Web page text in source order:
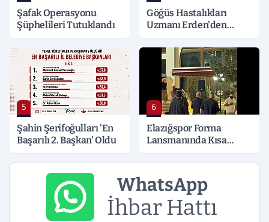
Şafak Operasyonu
Şüphelileri Tutuklandı
Göğüs Hastalıkları
Uzmanı Erden'den
5
Şahin Şerifoğulları 'En
Başarılı 2. Başkan' Oldu
6
Elazığspor Forma
Lansmanında Kısa
WhatsApp
İhbar Hattı